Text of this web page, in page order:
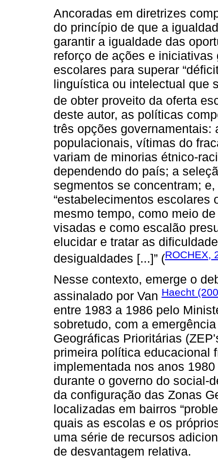
Ancoradas em diretrizes
do princípio de que a
garantir a igualdade das
reforço de ações e
escolares para superar
linguística ou intelectual que
de obter proveito da oferta
deste autor, as políticas
três opções governamentais:
populacionais, vítimas do
variam de minorias étnico-
dependendo do país; a
segmentos se concentram;
“estabelecimentos escolares
mesmo tempo, como meio
visadas e como escalão
elucidar e tratar as
desigualdades [...]” (ROCHEX,
Nesse contexto, emerge o
assinalado por Van Haecht
entre 1983 a 1986 pelo
sobretudo, com a
Geográficas Prioritárias
primeira política educacional
implementada nos anos
durante o governo do social-
da configuração das Zonas
localizadas em bairros
quais as escolas e os
uma série de recursos
de desvantagem relativa.